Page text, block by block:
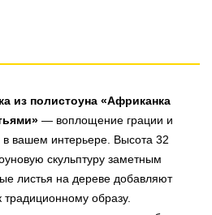
из полистоуна «Африканка
— воплощение грации и
в вашем интерьере. Высота 32
скульптуру заметным
листья на дереве добавляют
образу.